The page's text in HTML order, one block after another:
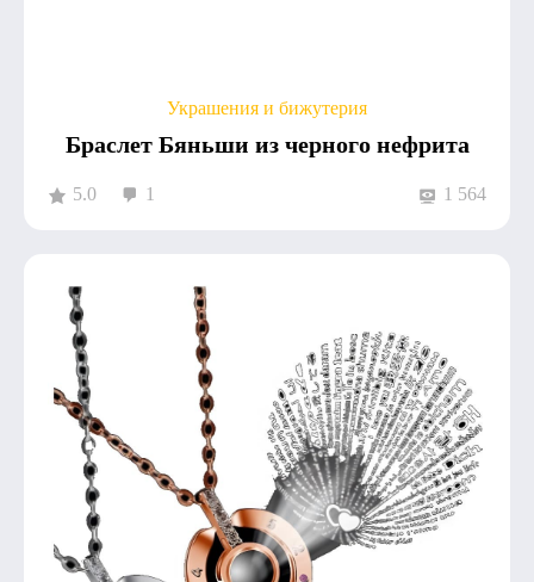
Украшения и бижутерия
Браслет Бяньши из черного нефрита
5.0 1 1 564